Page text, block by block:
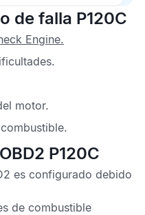
de falla P120C
Engine.
motor.
P120C
es configurado debido
de combustible